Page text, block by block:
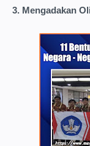
3. Mengadakan